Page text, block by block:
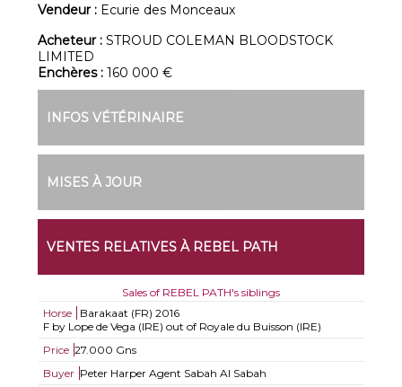
Vendeur : Ecurie des Monceaux
Acheteur :STROUD COLEMAN BLOODSTOCK
LIMITED
Enchères :160 000 €
INFOS VÉTÉRINAIRE
MISES À JOUR
VENTES RELATIVES À REBEL PATH
Sales of REBEL PATH's siblings
Horse
Barakaat (FR) 2016
F by Lope de Vega (IRE) out of Royale du Buisson (IRE)
Price 27.000 Gns
Buyer Peter Harper Agent Sabah Al Sabah